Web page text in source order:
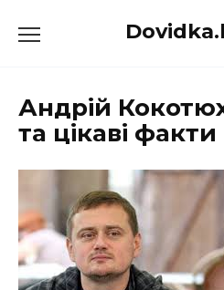
до
Андрій
та цікаві факти